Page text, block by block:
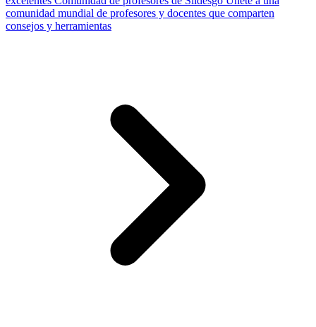
comunidad mundial de profesores y docentes que comparten
consejos y herramientas